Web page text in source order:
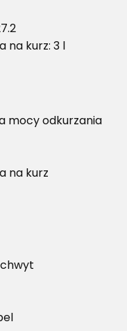
na kurz: 3 l
mocy odkurzania
na kurz